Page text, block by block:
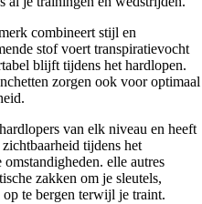
combineert stijl en
stof voert transpiratievocht
blijft tijdens het hardlopen.
zorgen ook voor optimaal
van elk niveau en heeft
tijdens het
elle autres
zakken om je sleutels,
te bergen terwijl je traint.